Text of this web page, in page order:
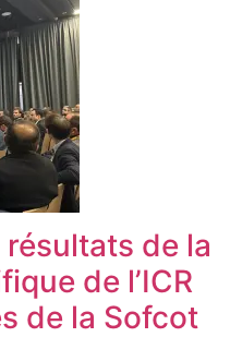
résultats de la
de l’ICR
de la Sofcot